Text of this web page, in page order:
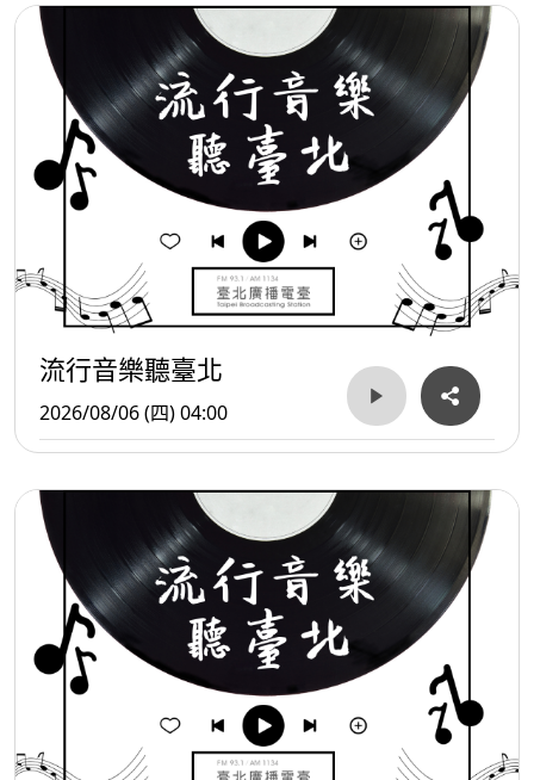
流行音樂聽臺北
2026/08/06 (四) 04:00